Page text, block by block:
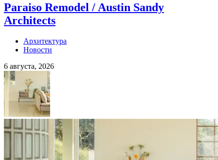
Paraiso Remodel / Austin Sandy
Architects
Архитектура
Новости
6 августа, 2026